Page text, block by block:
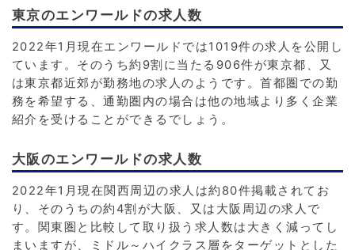
東京のエンワールドの求人数
2022年1月現在エンワールドでは1019件の求人を公開し
ています。そのうち約9割に当たる906件が東京都、又
は東京都近郊が勤務地の求人のようです。首都圏での勤
務を希望する、通勤圏内の場合は他の地域より多く企業
紹介を受けることができるでしょう。
大阪のエンワールドの求人数
2022年1月現在関西周辺の求人は約80件掲載されてお
り、そのうちの約4割が大阪、又は大阪周辺の求人で
す。関東圏と比較して取り扱う求人数は大きく減ってし
まいますが、ミドル～ハイクラス層をターゲットとした